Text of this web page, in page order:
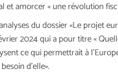
et amorcer « une révolution
du dossier «Le projet
2024 qui a pour titre «
ce qui permettrait à
d’elle».